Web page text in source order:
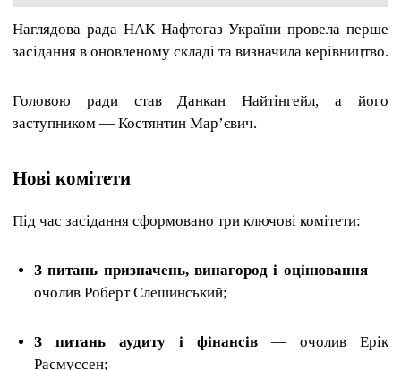
Наглядова рада НАК Нафтогаз України провела перше
засідання в оновленому складі та визначила керівництво.
Головою ради став Данкан Найтінгейл, а його
заступником — Костянтин Мар’євич.
Нові комітети
Під час засідання сформовано три ключові комітети:
З питань призначень, винагород і оцінювання—
очолив Роберт Слешинський;
З питань аудиту і фінансів — очолив Ерік
Расмуссен;